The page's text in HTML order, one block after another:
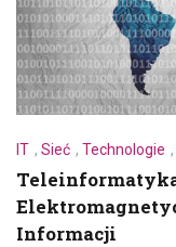
IT , Sieć , Technologie ,
Informacji